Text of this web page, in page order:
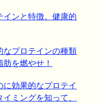
インと特徴。健康的
なプロテインの種類
を燃やせ！
効果的なプロテイ
ミングを知って、